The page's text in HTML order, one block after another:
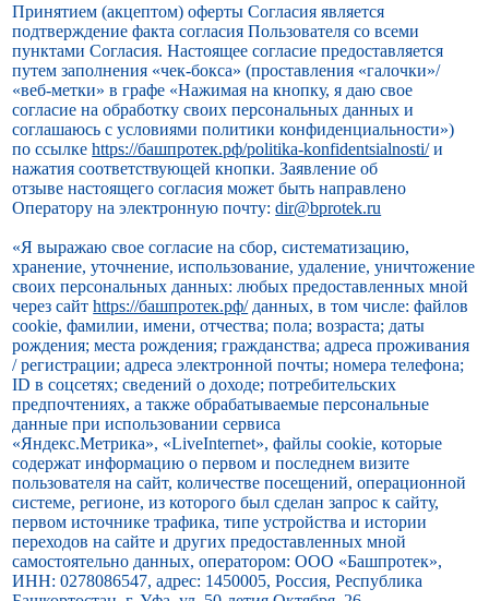
Принятием (акцептом) оферты Согласия является
подтверждение факта согласия Пользователя со всеми
пунктами Согласия. Настоящее согласие предоставляется
путем заполнения «чек-бокса» (проставления «галочки»/
«веб-метки» в графе «Нажимая на кнопку, я даю свое
согласие на обработку своих персональных данных и
соглашаюсь с условиями политики конфиденциальности»)
по ссылкеhttps://башпротек.рф/politika-konfidentsialnosti/и
нажатия соответствующей кнопки. Заявление об
отзыве настоящего согласия может быть направлено
Оператору на электронную почту:dir@bprotek.ru
«Я выражаю свое согласие на сбор, систематизацию,
хранение, уточнение, использование, удаление, уничтожение
своих персональных данных: любых предоставленных мной
через сайтhttps://башпротек.рф/данных, в том числе: файлов
cookie, фамилии, имени, отчества; пола; возраста; даты
рождения; места рождения; гражданства; адреса проживания
/ регистрации; адреса электронной почты; номера телефона;
ID в соцсетях; сведений о доходе; потребительских
предпочтениях, а также обрабатываемые персональные
данные при использовании сервиса
«Яндекс.Метрика», «LiveInternet», файлы cookie, которые
содержат информацию о первом и последнем визите
пользователя на сайт, количестве посещений, операционной
системе, регионе, из которого был сделан запрос к сайту,
первом источнике трафика, типе устройства и истории
переходов на сайте и других предоставленных мной
самостоятельно данных, оператором: ООО «Башпротек»,
ИНН: 0278086547, адрес: 1450005, Россия, Республика